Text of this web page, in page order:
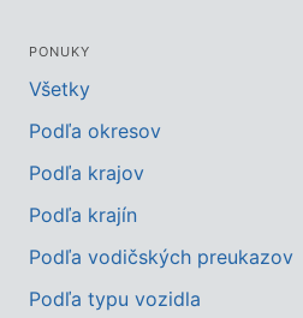
PONUKY
Všetky
Podľa okresov
Podľa krajov
Podľa krajín
Podľa vodičských preukazov
Podľa typu vozidla